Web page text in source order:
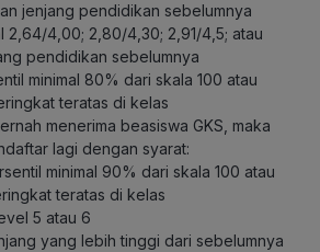
jenjang pendidikan sebelumnya
2,64/4,00; 2,80/4,30; 2,91/4,5; atau
pendidikan sebelumnya
minimal 80% dari skala 100 atau
teratas di kelas
menerima beasiswa GKS, maka
lagi dengan syarat:
minimal 90% dari skala 100 atau
teratas di kelas
5 atau 6
yang lebih tinggi dari sebelumnya